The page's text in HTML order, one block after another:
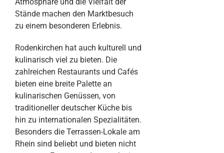
Stände machen den Marktbesuch
zu einem besonderen Erlebnis.
Rodenkirchen hat auch kulturell und
kulinarisch viel zu bieten. Die
zahlreichen Restaurants und Cafés
bieten eine breite Palette an
kulinarischen Genüssen, von
traditioneller deutscher Küche bis
hin zu internationalen Spezialitäten.
Besonders die Terrassen-Lokale am
Rhein sind beliebt und bieten nicht